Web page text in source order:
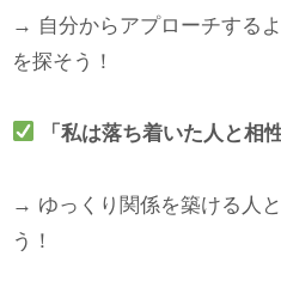
→ 自分からアプローチする
を探そう！
「私は落ち着いた人と相
→ ゆっくり関係を築ける人
う！